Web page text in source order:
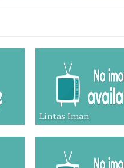
Lintas Iman